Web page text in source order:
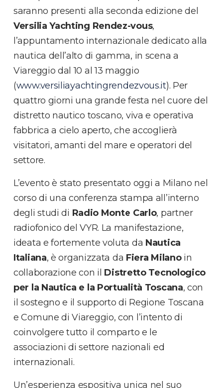
saranno presenti alla seconda edizione del
Versilia Yachting Rendez-vous,
l’appuntamento internazionale dedicato alla
nautica dell’alto di gamma, in scena a
Viareggio dal 10 al 13 maggio
(www.versiliayachtingrendezvous.it). Per
quattro giorni una grande festa nel cuore del
distretto nautico toscano, viva e operativa
fabbrica a cielo aperto, che accoglierà
visitatori, amanti del mare e operatori del
settore.
L’evento è stato presentato oggi a Milano nel
corso di una conferenza stampa all’interno
degli studi di Radio Monte Carlo, partner
radiofonico del VYR. La manifestazione,
ideata e fortemente voluta da Nautica
Italiana, è organizzata da Fiera Milanoin
collaborazione con il Distretto Tecnologico
per la Nautica e la Portualità Toscana, con
il sostegno e il supporto di Regione Toscana
e Comune di Viareggio, con l’intento di
coinvolgere tutto il comparto e le
associazioni di settore nazionali ed
internazionali.
Un’esperienza espositiva unica nel suo